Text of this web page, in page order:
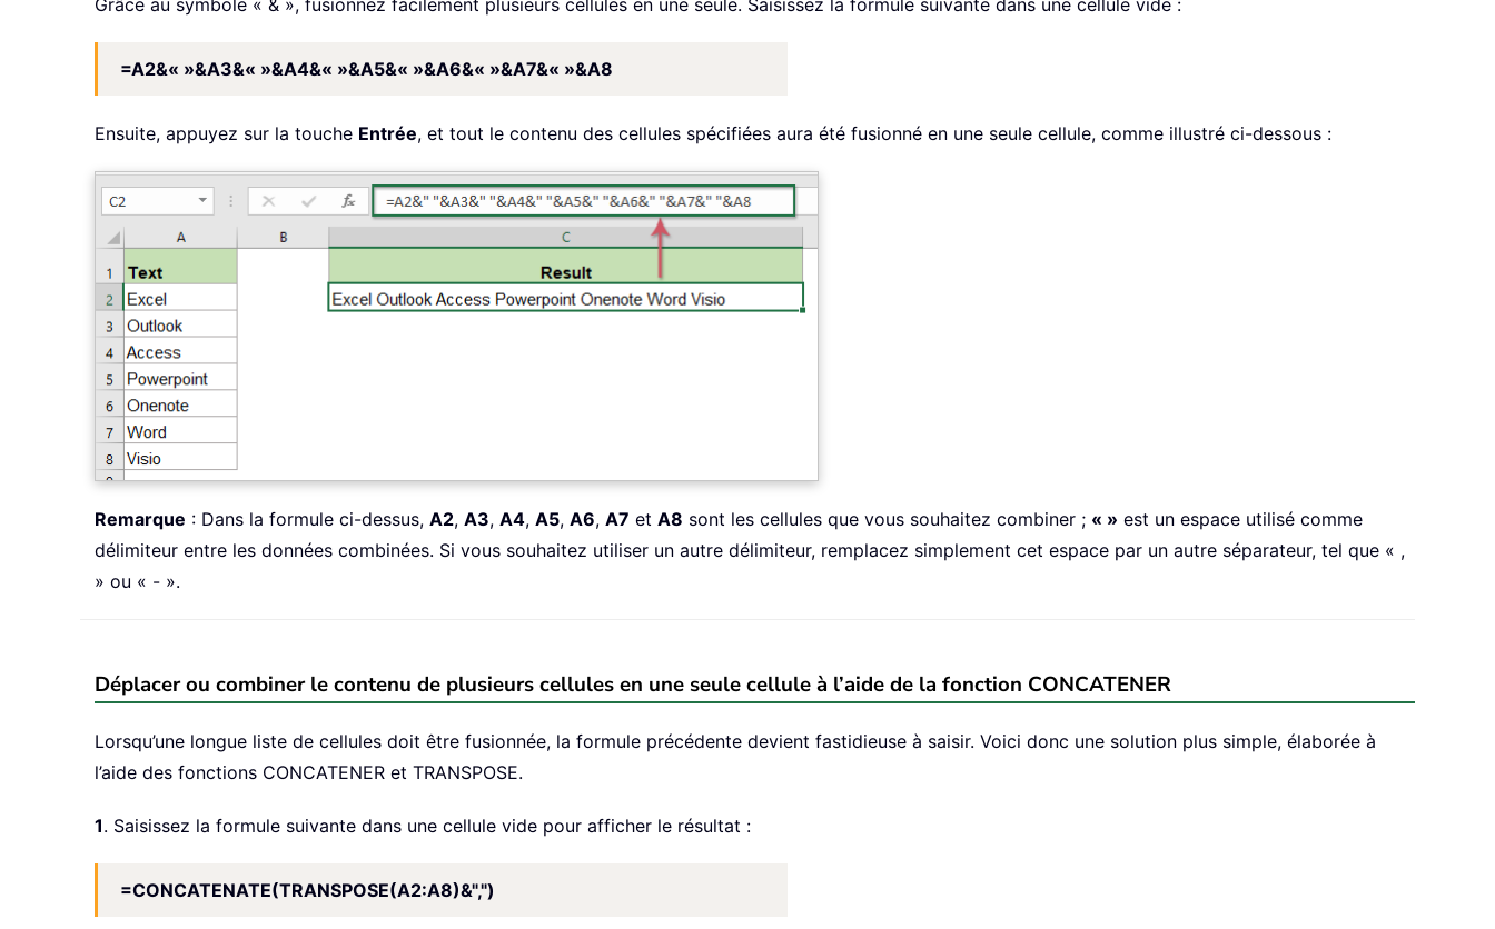
Grâce au symbole « & », fusionnez facilement plusieurs cellules en une seule. Saisissez la formule suivante dans une cellule vide :
=A2&« »&A3&« »&A4&« »&A5&« »&A6&« »&A7&« »&A8
Ensuite, appuyez sur la touche Entrée, et tout le contenu des cellules spécifiées aura été fusionné en une seule cellule, comme illustré ci-dessous :
Remarque : Dans la formule ci-dessus, A2, A3, A4, A5, A6, A7 et A8 sont les cellules que vous souhaitez combiner ; « » est un espace utilisé comme
délimiteur entre les données combinées. Si vous souhaitez utiliser un autre délimiteur, remplacez simplement cet espace par un autre séparateur, tel que « ,
» ou « - ».
Déplacer ou combiner le contenu de plusieurs cellules en une seule cellule à l’aide de la fonction CONCATENER
Lorsqu’une longue liste de cellules doit être fusionnée, la formule précédente devient fastidieuse à saisir. Voici donc une solution plus simple, élaborée à
l’aide des fonctions CONCATENER et TRANSPOSE.
1. Saisissez la formule suivante dans une cellule vide pour afficher le résultat :
=CONCATENATE(TRANSPOSE(A2:A8)&",")